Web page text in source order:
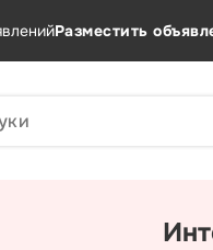
Разместить